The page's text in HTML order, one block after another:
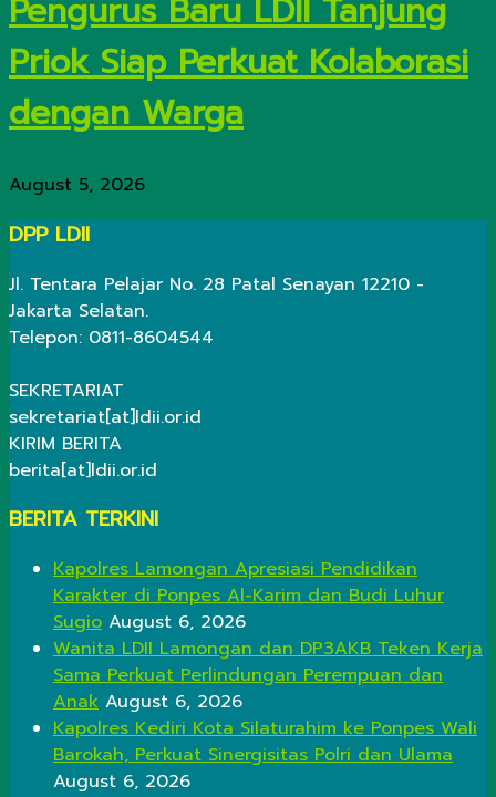
Pengurus Baru LDII Tanjung
Priok Siap Perkuat Kolaborasi
dengan Warga
August 5, 2026
DPP LDII
Jl. Tentara Pelajar No. 28 Patal Senayan 12210 -
Jakarta Selatan.
Telepon: 0811-8604544
SEKRETARIAT
sekretariat[at]ldii.or.id
KIRIM BERITA
berita[at]ldii.or.id
BERITA TERKINI
Kapolres Lamongan Apresiasi Pendidikan
Karakter di Ponpes Al-Karim dan Budi Luhur
Sugio August 6, 2026
Wanita LDII Lamongan dan DP3AKB Teken Kerja
Sama Perkuat Perlindungan Perempuan dan
Anak August 6, 2026
Kapolres Kediri Kota Silaturahim ke Ponpes Wali
Barokah, Perkuat Sinergisitas Polri dan Ulama
August 6, 2026